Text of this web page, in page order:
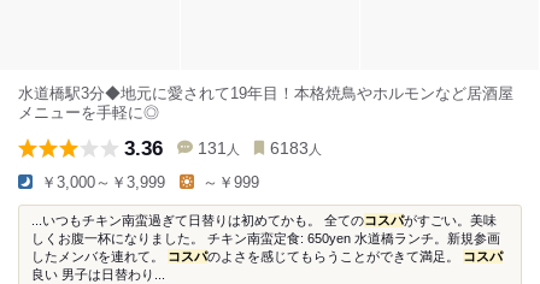
水道橋駅3分◆地元に愛されて19年目！本格焼鳥やホルモンなど居酒屋
メニューを手軽に◎
3.36 131 人 6183 人
￥3,000～￥3,999 ～￥999
...いつもチキン南蛮過ぎて日替りは初めてかも。 全てのコスパがすごい。美味
しくお腹一杯になりました。 チキン南蛮定食: 650yen 水道橋ランチ。新規参画
したメンバを連れて。 コスパのよさを感じてもらうことができて満足。 コスパ
良い 男子は日替わり...